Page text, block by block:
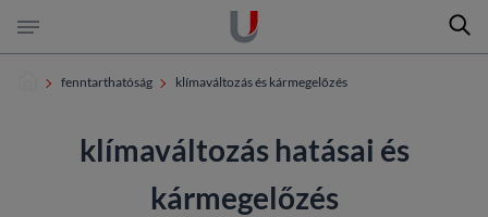
Ugrás a tartalomra
Ugrás a láblécre
keresés az oldalon
keresés a dokumentumokban
fenntarthatóság klímaváltozás és kármegelőzés
klímaváltozás hatásai és
kármegelőzés